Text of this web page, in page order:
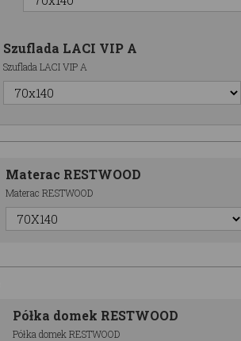
Szuflada LACI VIP A
Szuflada LACI VIP A
Materac RESTWOOD
Materac RESTWOOD
Półka domek RESTWOOD
Półka domek RESTWOOD